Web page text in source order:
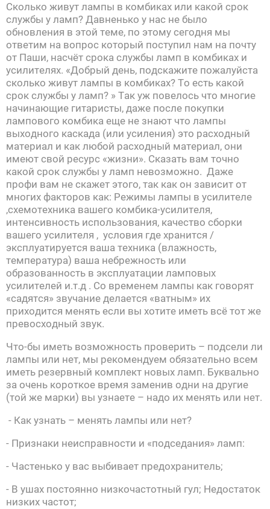
Сколько живут лампы в комбиках или какой срок
службы у ламп? Давненько у нас не было
обновления в этой теме, по этому сегодня мы
ответим на вопрос который поступил нам на почту
от Паши, насчёт срока службы ламп в комбиках и
усилителях. «Добрый день, подскажите пожалуйста
сколько живут лампы в комбиках? То есть какой
срок службы у ламп? » Так уж повелось что многие
начинающие гитаристы, даже после покупки
лампового комбика еще не знают что лампы
выходного каскада (или усиления) это расходный
материал и как любой расходный материал, они
имеют свой ресурс «жизни». Сказать вам точно
какой срок службы у ламп невозможно. Даже
профи вам не скажет этого, так как он зависит от
многих факторов как: Режимы лампы в усилителе
,схемотехника вашего комбика-усилителя,
интенсивность использования, качество сборки
вашего усилителя , условия где хранится /
эксплуатируется ваша техника (влажность,
температура) ваша небрежность или
образованность в эксплуатации ламповых
усилителей и.т.д . Со временем лампы как говорят
«садятся» звучание делается «ватным» их
приходится менять если вы хотите иметь всё тот же
превосходный звук.
Что-бы иметь возможность проверить – подсели ли
лампы или нет, мы рекомендуем обязательно всем
иметь резервный комплект новых ламп. Буквально
за очень короткое время заменив одни на другие
(той же марки) вы узнаете – надо их менять или нет.
- Как узнать – менять лампы или нет?
- Признаки неисправности и «подседания» ламп:
- Частенько у вас выбивает предохранитель;
- В ушах постоянно низкочастотный гул; Недостаток
низких частот;